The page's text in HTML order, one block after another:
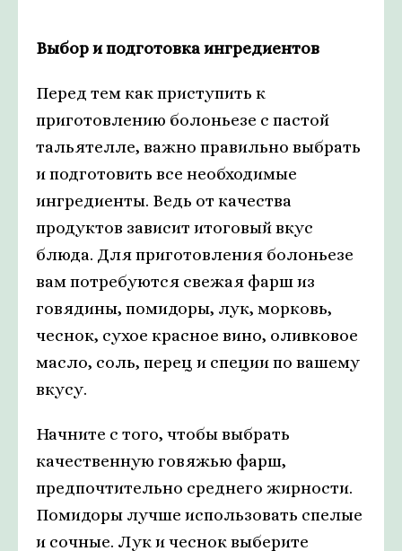
Выбор и подготовка ингредиентов
Перед тем как приступить к
приготовлению болоньезе с пастой
тальятелле, важно правильно выбрать
и подготовить все необходимые
ингредиенты. Ведь от качества
продуктов зависит итоговый вкус
блюда. Для приготовления болоньезе
вам потребуются свежая фарш из
говядины, помидоры, лук, морковь,
чеснок, сухое красное вино, оливковое
масло, соль, перец и специи по вашему
вкусу.
Начните с того, чтобы выбрать
качественную говяжью фарш,
предпочтительно среднего жирности.
Помидоры лучше использовать спелые
и сочные. Лук и чеснок выберите